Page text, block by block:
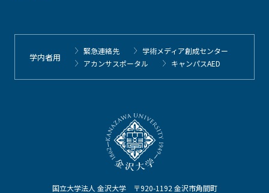
国立大学法人 金沢大学 〒920-1192 金沢市角間町
学内者用
緊急連絡先
学術メディア創成センター
アカンサスポータル
キャンパスAED